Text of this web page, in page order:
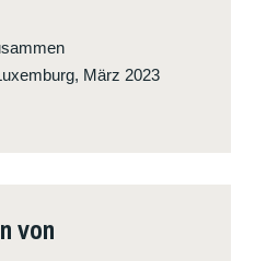
März 2023
von